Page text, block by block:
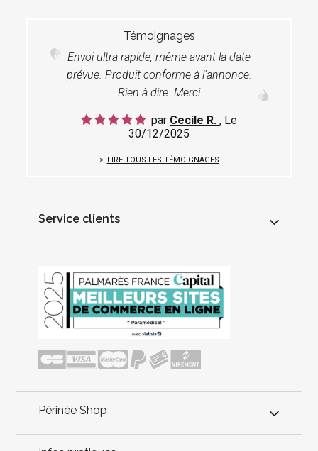
Témoignages
Envoi ultra rapide, même avant la date
prévue. Produit conforme à l'annonce.
Rien à dire. Merci
par Cecile R. , Le
30/12/2025
LIRE TOUS LES TÉMOIGNAGES
Service clients
Périnée Shop